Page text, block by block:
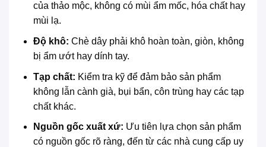
của thảo mộc, không có mùi ẩm mốc, hóa chất hay
mùi lạ.
Độ khô: Chè dây phải khô hoàn toàn, giòn, không
bị ẩm ướt hay dính tay.
Tạp chất: Kiểm tra kỹ để đảm bảo sản phẩm
không lẫn cành già, bụi bẩn, côn trùng hay các tạp
chất khác.
Nguồn gốc xuất xứ: Ưu tiên lựa chọn sản phẩm
có nguồn gốc rõ ràng, đến từ các nhà cung cấp uy